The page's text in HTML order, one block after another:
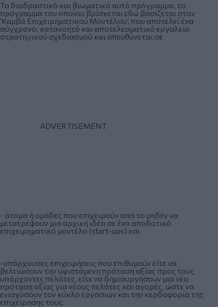
Το διαδραστικό και βιωματικό αυτό πρόγραμμα, το
πρόγραμμα του οποίου βρίσκεται εδώ βασίζεται στον
‘Καμβά Επιχειρηματικού Μοντέλου’, που αποτελεί ένα
σύγχρονο, κατανοητό και αποτελεσματικό εργαλείο
στρατηγικού σχεδιασμού και απευθύνεται σε
- άτομα ή ομάδες που επιχειρούν από το μηδέν να
μετατρέψουν μια αρχική ιδέα σε ένα αποδοτικό
επιχειρηματικό μοντέλο (start-ups) και
-υπάρχουσες επιχειρήσεις που επιθυμούν είτε να
βελτιώσουν την υφιστάμενη πρόταση αξίας προς τους
υπάρχοντες πελάτες, είτε να δημιουργήσουν μια νέα
πρόταση αξίας για νέους πελάτες και αγορές, ώστε να
ενισχύσουν τον κύκλο εργασιών και την κερδοφορία της
επιχείρησης τους.